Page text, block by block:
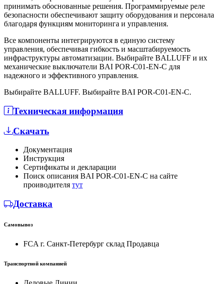
принимать обоснованные решения. Программируемые реле
безопасности обеспечивают защиту оборудования и персонала
благодаря функциям мониторинга и управления.
Все компоненты интегрируются в единую систему
управления, обеспечивая гибкость и масштабируемость
инфраструктуры автоматизации. Выбирайте BALLUFF и их
механические выключатели BAI POR-C01-EN-C для
надежного и эффективного управления.
Выбирайте BALLUFF. Выбирайте BAI POR-C01-EN-C.
Техническая информация
Скачать
Документация
Инструкция
Сертификаты и декларации
Поиск описания BAI POR-C01-EN-C на сайте
проиводителя тут
Доставка
Самовывоз
FCA г. Санкт-Петербург склад Продавца
Транспортной компанией